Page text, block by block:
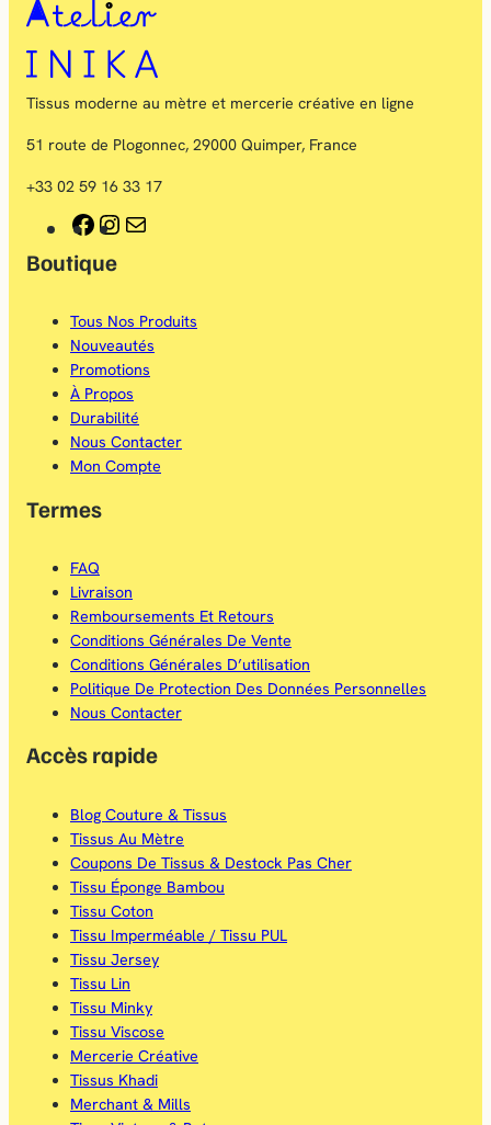
Tissus moderne au mètre et mercerie créative en ligne
51 route de Plogonnec, 29000 Quimper, France
+33 02 59 16 33 17
F
a
e
b
o
o
k
I
t
a
g
r
a
a
i
Boutique
Tous Nos Produits
Nouveautés
Promotions
À Propos
Durabilité
Nous Contacter
Mon Compte
Termes
FAQ
Livraison
Remboursements Et Retours
Conditions Générales De Vente
Conditions Générales D’utilisation
Politique De Protection Des Données Personnelles
Nous Contacter
Accès rapide
Blog Couture & Tissus
Tissus Au Mètre
Coupons De Tissus & Destock Pas Cher
Tissu Éponge Bambou
Tissu Coton
Tissu Imperméable / Tissu PUL
Tissu Jersey
Tissu Lin
Tissu Minky
Tissu Viscose
Mercerie Créative
Tissus Khadi
Merchant & Mills